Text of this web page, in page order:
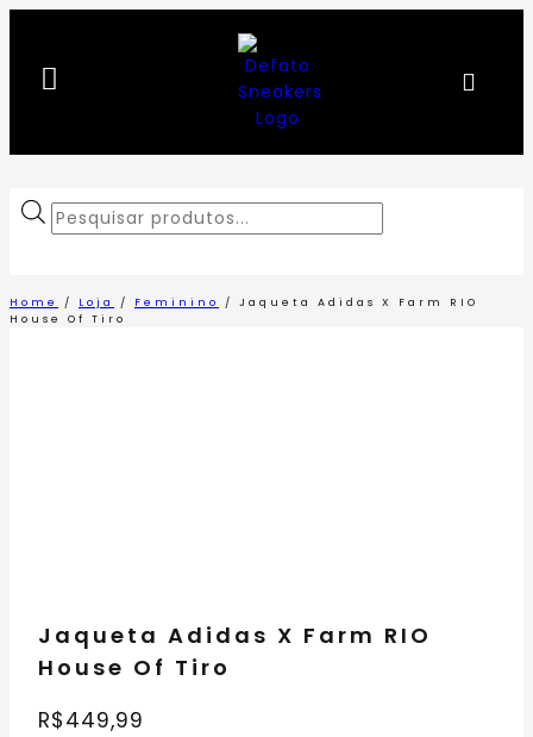
Home / Loja / Feminino /
Jaqueta Adidas X Farm RIO
House Of Tiro
Jaqueta Adidas X Farm RIO
House Of Tiro
R$449,99